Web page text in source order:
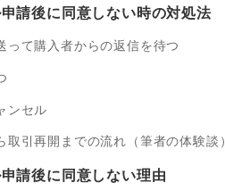
請後に同意しない時の対処法
って購入者からの返信を待つ
ンセル
取引再開までの流れ（筆者の体験談）
請後に同意しない理由